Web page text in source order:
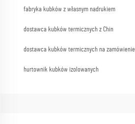
fabryka kubków z własnym nadrukiem
dostawca kubków termicznych z Chin
dostawca kubków termicznych na zamówienie
hurtownik kubków izolowanych